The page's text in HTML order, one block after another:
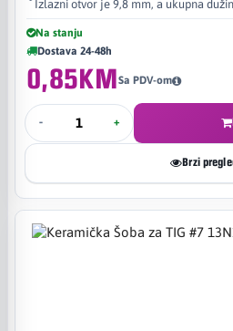
Izlazni otvor je 9,8 mm, a ukupna
Na stanju
Dostava 24-48h
0,85KMSa PDV-om
- +
Brzi